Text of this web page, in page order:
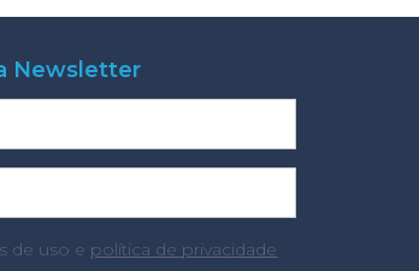
Newsletter
de uso e política de privacidade